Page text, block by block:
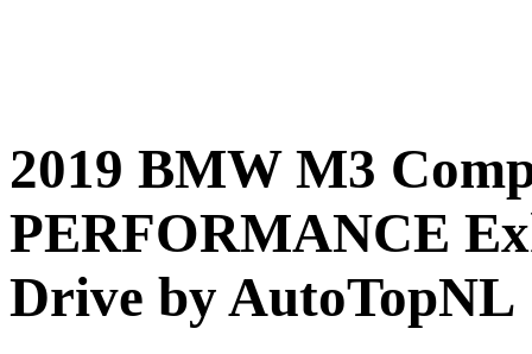
2019 BMW M3
PERFORMANCE
Drive by AutoTopNL